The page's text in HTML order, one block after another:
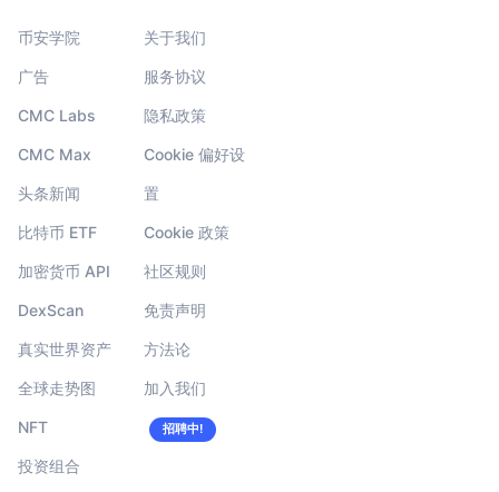
币安学院
广告
CMC Labs
CMC Max
头条新闻
比特币 ETF
加密货币 API
DexScan
真实世界资产
全球走势图
NFT
投资组合
关于我们
服务协议
隐私政策
Cookie 偏好设
置
Cookie 政策
社区规则
免责声明
方法论
加入我们
招聘中!